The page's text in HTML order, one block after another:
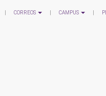
CORREOS CAMPUS